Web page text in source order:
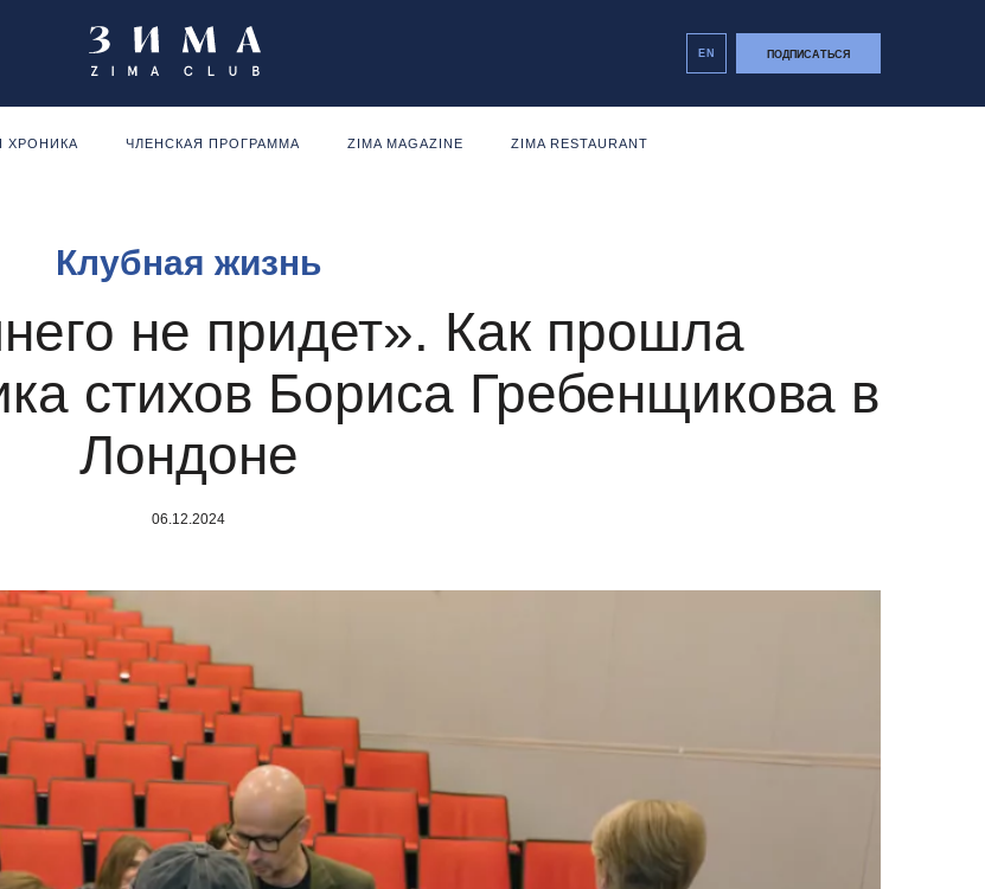
EN ПОДПИСАТЬСЯ
ХРОНИКА ЧЛЕНСКАЯ ПРОГРАММА ZIMA MAGAZINE ZIMA RESTAURANT
Клубная жизнь
не придет». Как прошла
стихов Бориса Гребенщикова в
Лондоне
06.12.2024